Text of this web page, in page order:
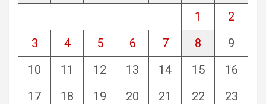
1
2
3
4 5 6 7 8
9
10
11 12 13 14 15
16
17
18 19 20 21 22
23